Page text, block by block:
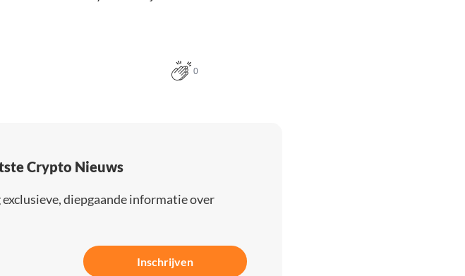
0
Crypto Nieuws
diepgaande informatie over
Inschrijven